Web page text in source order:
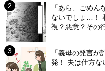
「あら、ごめ
ないでしょ…！
視？悪意？その
「義母の発言
発！ 夫は仕方な